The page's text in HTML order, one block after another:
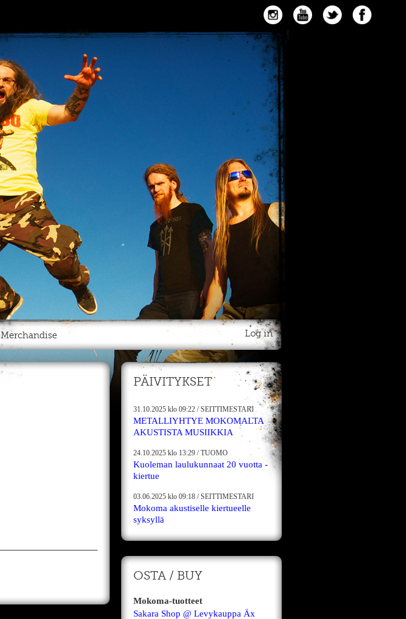
Merchandise Log in
PÄIVITYKSET
31.10.2025 klo 09:22 /SEITTIMESTARI
METALLIYHTYE MOKOMALTA
AKUSTISTA MUSIIKKIA
24.10.2025 klo 13:29 /TUOMO
Kuoleman laulukunnaat 20 vuotta -
kiertue
03.06.2025 klo 09:18 /SEITTIMESTARI
Mokoma akustiselle kiertueelle
syksyllä
OSTA / BUY
Mokoma-tuotteet
Sakara Shop @ Levykauppa Äx